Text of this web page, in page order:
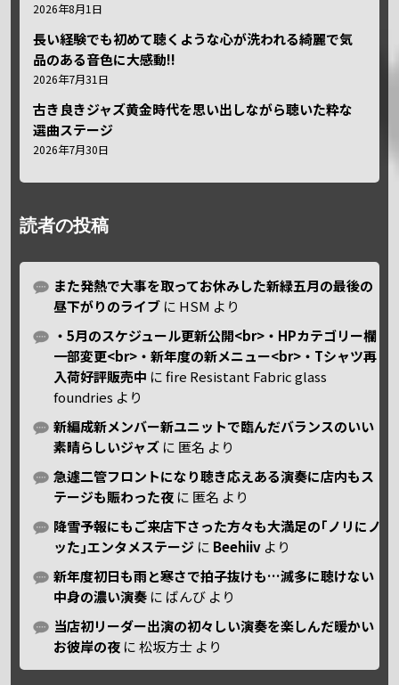
2026年8月1日
長い経験でも初めて聴くような心が洗われる綺麗で気
品のある音色に大感動!!
2026年7月31日
古き良きジャズ黄金時代を思い出しながら聴いた粋な
選曲ステージ
2026年7月30日
読者の投稿
また発熱で大事を取ってお休みした新緑五月の最後の
昼下がりのライブ に HSM より
・5月のスケジュール更新公開<br>・HPカテゴリー欄
一部変更<br>・新年度の新メニュー<br>・Tシャツ再
入荷好評販売中 にfire Resistant Fabric glass
foundries より
新編成新メンバー新ユニットで臨んだバランスのいい
素晴らしいジャズ に 匿名 より
急遽二管フロントになり聴き応えある演奏に店内もス
テージも賑わった夜 に 匿名 より
降雪予報にもご来店下さった方々も大満足の｢ノリにノ
ッた｣エンタメステージ に Beehiiv より
新年度初日も雨と寒さで拍子抜けも…滅多に聴けない
中身の濃い演奏 に ばんび より
当店初リーダー出演の初々しい演奏を楽しんだ暖かい
お彼岸の夜 に松坂方士 より